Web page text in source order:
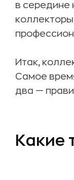
в середине
Итак,
Самое
два —
Какие